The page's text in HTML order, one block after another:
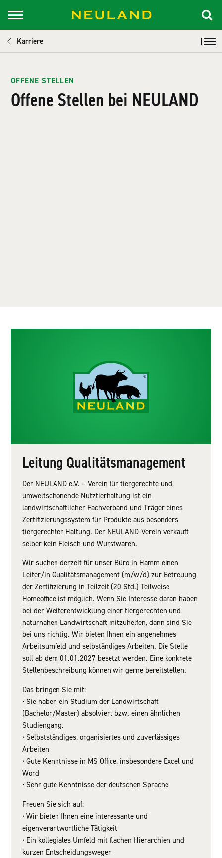
Karriere
OFFENE STELLEN
Offene Stellen bei NEULAND
Leitung Qualitätsmanagement
Der NEULAND e.V. – Verein für tiergerechte und
umweltschonende Nutztierhaltung ist ein
landwirtschaftlicher Fachverband und Träger eines
Zertifizierungssystem für Produkte aus besonders
tiergerechter Haltung. Der NEULAND-Verein verkauft
selber kein Fleisch und Wurstwaren.
Wir suchen derzeit für unser Büro in Hamm einen
Leiter/in Qualitätsmanagement (m/w/d) zur Betreuung
der Zertifizierung in Teilzeit (20 Std.) Teilweise
Homeoffice ist möglich. Wenn Sie Interesse daran haben
bei der Weiterentwicklung einer tiergerechten und
naturnahen Landwirtschaft mitzuhelfen, dann sind Sie
bei uns richtig. Wir bieten Ihnen ein angenehmes
Arbeitsumfeld und selbständiges Arbeiten. Die Stelle
soll ab dem 01.01.2027 besetzt werden. Eine konkrete
Stellenbeschreibung können wir gerne bereitstellen.
Das bringen Sie mit:
• Sie haben ein Studium der Landwirtschaft
(Bachelor/Master) absolviert bzw. einen ähnlichen
Studiengang.
• Selbstständiges, organisiertes und zuverlässiges
Arbeiten
• Gute Kenntnisse in MS Office, insbesondere Excel und
Word
• Sehr gute Kenntnisse der deutschen Sprache
Freuen Sie sich auf:
• Wir bieten Ihnen eine interessante und
eigenverantwortliche Tätigkeit
• Ein kollegiales Umfeld mit flachen Hierarchien und
kurzen Entscheidungswegen